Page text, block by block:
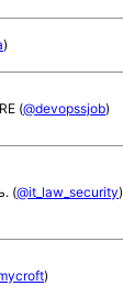
)
(@devopssjob)
(@it_law_security)
)